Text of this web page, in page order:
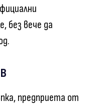
без вече да
предприета от